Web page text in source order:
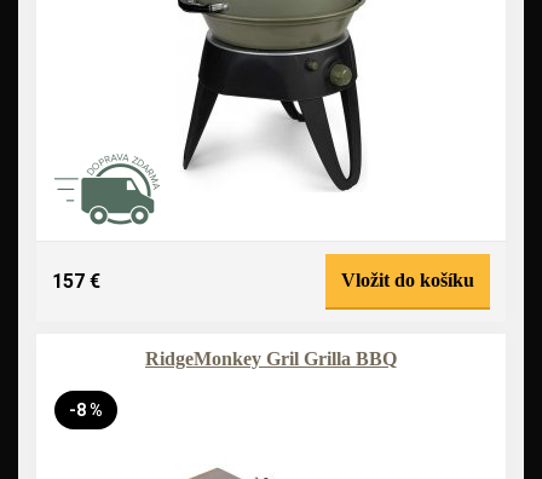
157 € Vložit do košíku
RidgeMonkey Gril Grilla BBQ
-8 %